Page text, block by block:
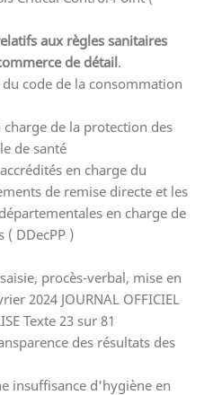
aux règles sanitaires
de détail.
du code de la consommation
de la protection des
de santé
en charge du
de remise directe et les
en charge de
DDecPP )
procès-verbal, mise en
2024 JOURNAL OFFICIEL
Texte 23 sur 81
des résultats des
insuffisance d'hygiène en